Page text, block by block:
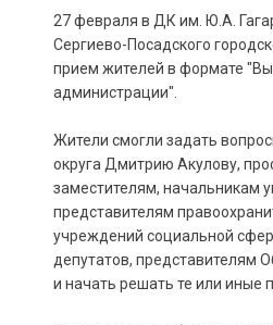
27 февраля в ДК им. Ю.А.
Сергиево-Посадского
прием жителей в формате
администрации".
Жители смогли задать
округа Дмитрию Акулову,
заместителям, начальникам
представителям
учреждений социальной
депутатов, представителям
и начать решать те или иные